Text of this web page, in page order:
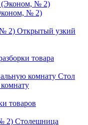
№ 2)
Открытый узкий
товара
Стол
товаров
Столешница